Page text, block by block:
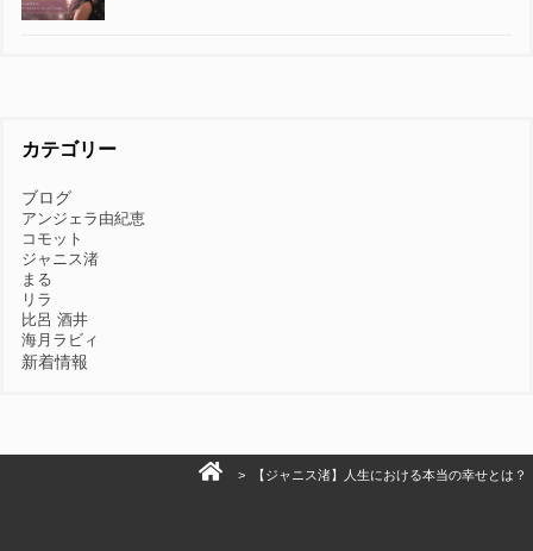
カテゴリー
ブログ
アンジェラ由紀恵
コモット
ジャニス渚
まる
リラ
比呂 酒井
海月ラビィ
新着情報
> 【ジャニス渚】人生における本当の幸せとは？